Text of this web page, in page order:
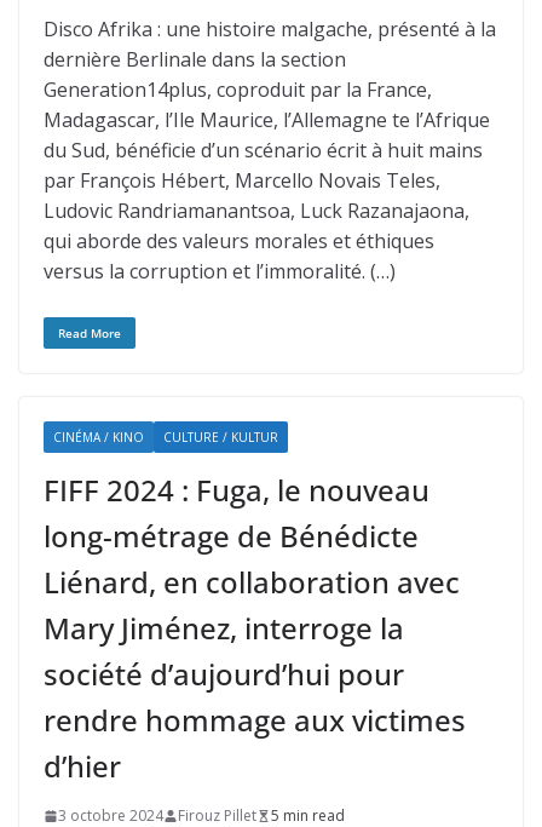
Disco Afrika : une histoire malgache, présenté à la
dernière Berlinale dans la section
Generation14plus, coproduit par la France,
Madagascar, l’Ile Maurice, l’Allemagne te l’Afrique
du Sud, bénéficie d’un scénario écrit à huit mains
par François Hébert, Marcello Novais Teles,
Ludovic Randriamanantsoa, Luck Razanajaona,
qui aborde des valeurs morales et éthiques
versus la corruption et l’immoralité. (…)
Read More
CINÉMA / KINO CULTURE / KULTUR
FIFF 2024 : Fuga, le nouveau
long-métrage de Bénédicte
Liénard, en collaboration avec
Mary Jiménez, interroge la
société d’aujourd’hui pour
rendre hommage aux victimes
d’hier
3 octobre 2024 Firouz Pillet
5 min read